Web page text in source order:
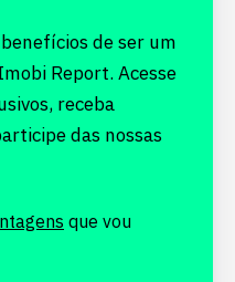
de ser um
Report. Acesse
receba
das nossas
que vou